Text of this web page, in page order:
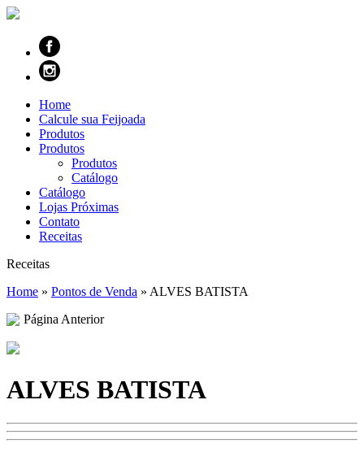
Home
Calcule sua Feijoada
Produtos
Produtos
Produtos
Catálogo
Catálogo
Lojas Próximas
Contato
Receitas
Receitas
Home » Pontos de Venda » ALVES BATISTA
Página Anterior
ALVES BATISTA